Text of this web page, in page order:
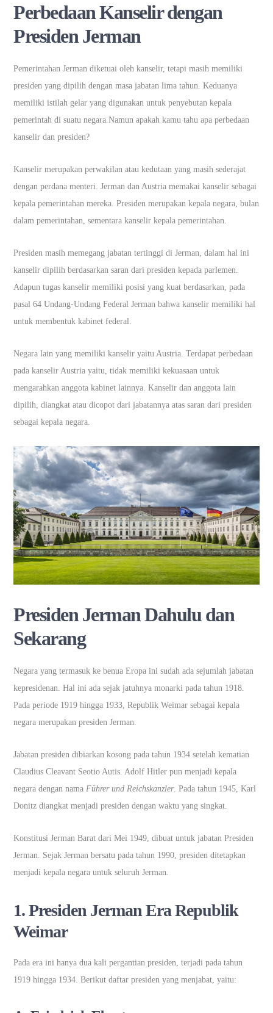
Perbedaan Kanselir dengan
Presiden Jerman
Pemerintahan Jerman diketuai oleh kanselir, tetapi masih memiliki
presiden yang dipilih dengan masa jabatan lima tahun. Keduanya
memiliki istilah gelar yang digunakan untuk penyebutan kepala
pemerintah di suatu negara.Namun apakah kamu tahu apa perbedaan
kanselir dan presiden?
Kanselir merupakan perwakilan atau kedutaan yang masih sederajat
dengan perdana menteri. Jerman dan Austria memakai kanselir sebagai
kepala pemerintahan mereka. Presiden merupakan kepala negara, bulan
dalam pemerintahan, sementara kanselir kepala pemerintahan.
Presiden masih memegang jabatan tertinggi di Jerman, dalam hal ini
kanselir dipilih berdasarkan saran dari presiden kepada parlemen.
Adapun tugas kanselir memiliki posisi yang kuat berdasarkan, pada
pasal 64 Undang-Undang Federal Jerman bahwa kanselir memiliki hal
untuk membentuk kabinet federal.
Negara lain yang memiliki kanselir yaitu Austria. Terdapat perbedaan
pada kanselir Austria yaitu, tidak memiliki kekuasaan untuk
mengarahkan anggota kabinet lainnya. Kanselir dan anggota lain
dipilih, diangkat atau dicopot dari jabatannya atas saran dari presiden
sebagai kepala negara.
Presiden Jerman Dahulu dan
Sekarang
Negara yang termasuk ke benua Eropa ini sudah ada sejumlah jabatan
kepresidenan. Hal ini ada sejak jatuhnya monarki pada tahun 1918.
Pada periode 1919 hingga 1933, Republik Weimar sebagai kepala
negara merupakan presiden Jerman.
Jabatan presiden dibiarkan kosong pada tahun 1934 setelah kematian
Claudius Cleavant Seotio Autis. Adolf Hitler pun menjadi kepala
negara dengan nama Führer und Reichskanzler. Pada tahun 1945, Karl
Donitz diangkat menjadi presiden dengan waktu yang singkat.
Konstitusi Jerman Barat dari Mei 1949, dibuat untuk jabatan Presiden
Jerman. Sejak Jerman bersatu pada tahun 1990, presiden ditetapkan
menjadi kepala negara untuk seluruh Jerman.
1. Presiden Jerman Era Republik
Weimar
Pada era ini hanya dua kali pergantian presiden, terjadi pada tahun
1919 hingga 1934. Berikut daftar presiden yang menjabat, yaitu: